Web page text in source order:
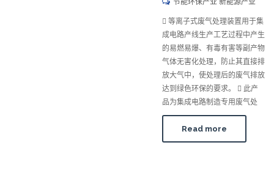
节能环保产业 新能源产业
 等离子式废气处理装置用于集
成电路产线生产工艺过程中产生
的易燃易爆、有毒有害等副产物
气体无害化处理，防止其直接排
放大气中，使处理后的废气排放
达到绿色环保的要求。  此产
品为集成电路制造专用废气处
Read more